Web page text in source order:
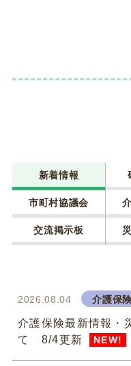
新着情報
市町村協議会
交流掲示板
2026.08.04 介護保
介護保険最新情報・
て 8/4更新
NEW!